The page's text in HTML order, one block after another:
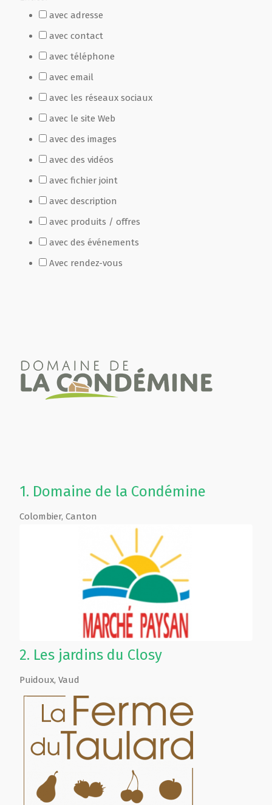
avec adresse
avec contact
avec téléphone
avec email
avec les réseaux sociaux
avec le site Web
avec des images
avec des vidéos
avec fichier joint
avec description
avec produits / offres
avec des événements
Avec rendez-vous
1. Domaine de la Condémine
Colombier, Canton
2. Les jardins du Closy
Puidoux, Vaud
Fête Marché Paysan
Partenaires